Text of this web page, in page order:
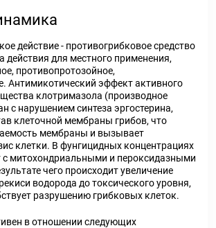
действие - противогрибковое средство
действия для местного применения,
противопротозойное,
Антимикотический эффект активного
клотримазола (производное
с нарушением синтеза эргостерина,
клеточной мембраны грибов, что
мембраны и вызывает
клетки. В фунгицидных концентрациях
с митохондриальными и пероксидазными
чего происходит увеличение
водорода до токсического уровня,
разрушению грибковых клеток.
в отношении следующих